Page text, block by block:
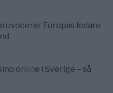
Europas ledare
online i Sverige – så